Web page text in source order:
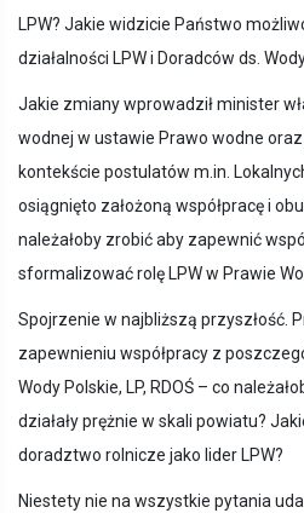
LPW? Jakie widzicie Państwo
działalności LPW i Doradców ds.
Jakie zmiany wprowadził minister
wodnej w ustawie Prawo wodne
kontekście postulatów m.in.
osiągnięto założoną współpracę i
należałoby zrobić aby zapewnić
sformalizować rolę LPW w Prawie
Spojrzenie w najbliższą przyszłość.
zapewnieniu współpracy z
Wody Polskie, LP, RDOŚ – co
działały prężnie w skali powiatu?
doradztwo rolnicze jako lider LPW?
Niestety nie na wszystkie pytania